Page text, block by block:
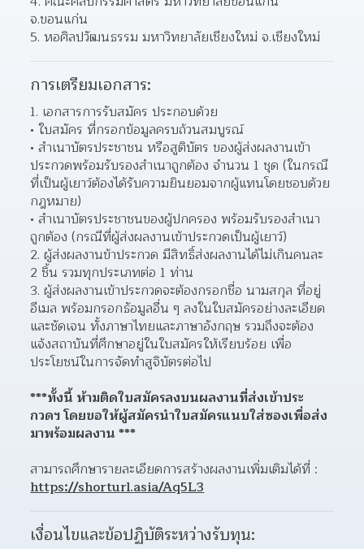
จ.ขอนแก่น
หอศิลปวัฒนธรรม มหาวิทยาลัยเชียงใหม่ จ.เชียงใหม่
การเตรียมเอกสาร:
1. เอกสารการรับสมัคร ประกอบด้วย
ใบสมัคร ที่กรอกข้อมูลครบถ้วนสมบูรณ์
สำเนาบัตรประชาชน หรือสูติบัตร ของผู้ส่งผลงานเข้า
ประกวดพร้อมรับรองสำเนาถูกต้อง จำนวน 1 ชุด (ในกรณี
ที่เป็นผู้เยาว์ต้องได้รับความยินยอมจากผู้แทนโดยชอบด้วย
กฎหมาย)
สำเนาบัตรประชาชนของผู้ปกครอง พร้อมรับรองสำเนา
ถูกต้อง (กรณีที่ผู้ส่งผลงานเข้าประกวดเป็นผู้เยาว์)
2. ผู้ส่งผลงานข้าประกวด มีสิทธิ์ส่งผลงานได้ไม่เกินคนละ
2 ชิ้น รวมทุกประเภทต่อ 1 ท่าน
3. ผู้ส่งผลงานเข้าประกวดจะต้องกรอกชื่อ นามสกุล ที่อยู่
อีเมล พร้อมกรอกธัอมูลอื่น ๆ ลงในใบสมัครอย่างละเอียด
และชัดเจน ทั้งภาษาไทยและภาษาอังกฤษ รวมถึงจะต้อง
แจ้งสถาบันที่ศึกษาอยู่ในใบสมัครให้เรียบร้อย เพื่อ
ประโยชน์ในการจัดทำสูจิบัตรต่อไป
***ทั้งนี้ ห้ามติดใบสมัครลงบนผลงานที่ส่งเข้าประ
กวดฯ โดยขอให้ผู้สมัครนำใบสมัครแนบใส่ซองเพื่อส่ง
มาพร้อมผลงาน ***
https://shorturl.asia/Aq5L3
เงื่อนไขและข้อปฏิบัติระหว่างรับทุน: